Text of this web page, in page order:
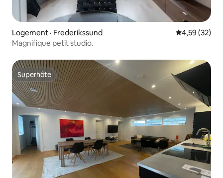
Logement · Frederikssund Note
4,59 (32)
Magnifique petit studio.
Superhôte
Superhôte